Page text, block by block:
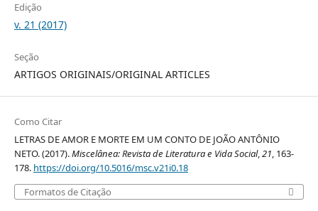
Edição
v. 21 (2017)
Seção
ARTIGOS ORIGINAIS/ORIGINAL ARTICLES
Como Citar
LETRAS DE AMOR E MORTE EM UM CONTO DE JOÃO ANTÔNIO
NETO. (2017).Miscelânea: Revista de Literatura e Vida Social,21, 163-
178. https://doi.org/10.5016/msc.v21i0.18
Formatos de Citação